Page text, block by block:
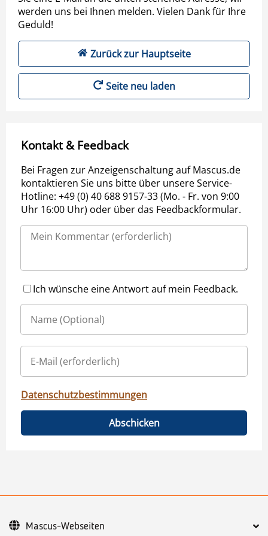
werden uns bei Ihnen melden. Vielen Dank für Ihre
Geduld!
Zurück zur Hauptseite
Seite neu laden
Kontakt & Feedback
Bei Fragen zur Anzeigenschaltung auf Mascus.de
kontaktieren Sie uns bitte über unsere Service-
Hotline: +49 (0) 40 688 9157-33 (Mo. - Fr. von 9:00
Uhr 16:00 Uhr) oder über das Feedbackformular.
Ich wünsche eine Antwort auf mein Feedback.
Datenschutzbestimmungen
Abschicken
Mascus-Webseiten